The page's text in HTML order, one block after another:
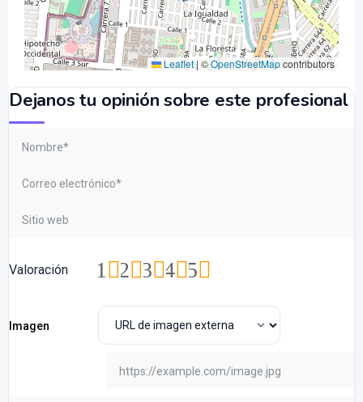
Leaflet| ©OpenStreetMapcontributors
Dejanos tu opinión sobre este profesional
Valoración 5
4
3
2
1
Imagen